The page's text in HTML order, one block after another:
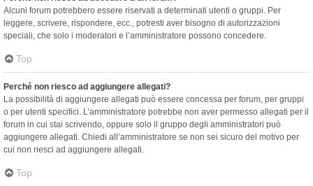
Alcuni forum potrebbero essere riservati a determinati utenti o gruppi. Per
leggere, scrivere, rispondere, ecc., potresti aver bisogno di autorizzazioni
speciali, che solo i moderatori e l’amministratore possono concedere.
Top
Perché non riesco ad aggiungere allegati?
La possibilità di aggiungere allegati può essere concessa per forum, per gruppi
o per utenti specifici. L’amministratore potrebbe non aver permesso allegati per il
forum in cui stai scrivendo, oppure solo il gruppo degli amministratori può
aggiungere allegati. Chiedi all’amministratore se non sei sicuro del motivo per
cui non riesci ad aggiungere allegati.
Top